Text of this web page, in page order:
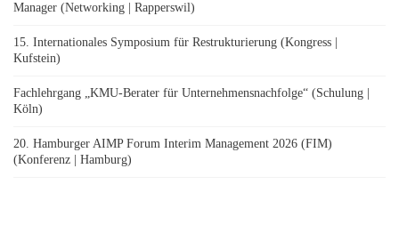
Manager (Networking | Rapperswil)
15. Internationales Symposium für Restrukturierung (Kongress |
Kufstein)
Fachlehrgang „KMU-Berater für Unternehmensnachfolge“ (Schulung |
Köln)
20. Hamburger AIMP Forum Interim Management 2026 (FIM)
(Konferenz | Hamburg)